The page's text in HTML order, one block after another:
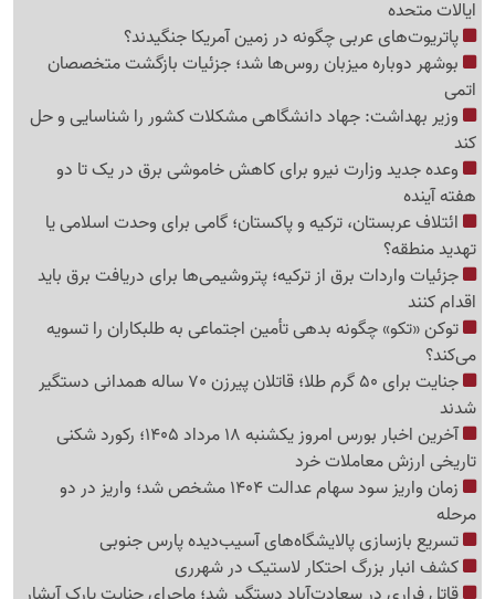
ایالات متحده
پاتریوت‌های عربی چگونه در زمین آمریکا جنگیدند؟
بوشهر دوباره میزبان روس‌ها شد؛ جزئیات بازگشت متخصصان
اتمی
وزیر بهداشت: جهاد دانشگاهی مشکلات کشور را شناسایی و حل
کند
وعده جدید وزارت نیرو برای کاهش خاموشی برق در یک تا دو
هفته آینده
ائتلاف عربستان، ترکیه و پاکستان؛ گامی برای وحدت اسلامی یا
تهدید منطقه؟
جزئیات واردات برق از ترکیه؛ پتروشیمی‌ها برای دریافت برق باید
اقدام کنند
توکن «تکو» چگونه بدهی تأمین اجتماعی به طلبکاران را تسویه
می‌کند؟
جنایت برای 50 گرم طلا؛ قاتلان پیرزن 70 ساله همدانی دستگیر
شدند
آخرین اخبار بورس امروز یکشنبه 18 مرداد 1405؛ رکورد شکنی
تاریخی ارزش معاملات خرد
زمان واریز سود سهام عدالت 1404 مشخص شد؛ واریز در دو
مرحله
تسریع بازسازی پالایشگاه‌های آسیب‌دیده پارس جنوبی
کشف انبار بزرگ احتکار لاستیک در شهرری